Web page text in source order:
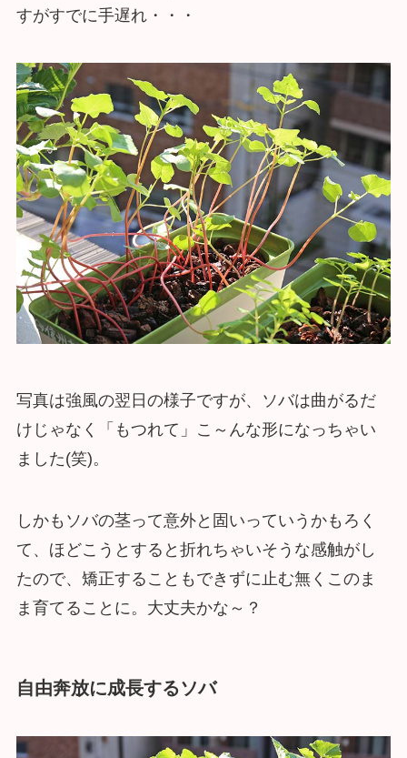
すがすでに手遅れ・・・
写真は強風の翌日の様子ですが、ソバは曲がるだ
けじゃなく「もつれて」こ～んな形になっちゃい
ました(笑)。
しかもソバの茎って意外と固いっていうかもろく
て、ほどこうとすると折れちゃいそうな感触がし
たので、矯正することもできずに止む無くこのま
ま育てることに。大丈夫かな～？
自由奔放に成長するソバ